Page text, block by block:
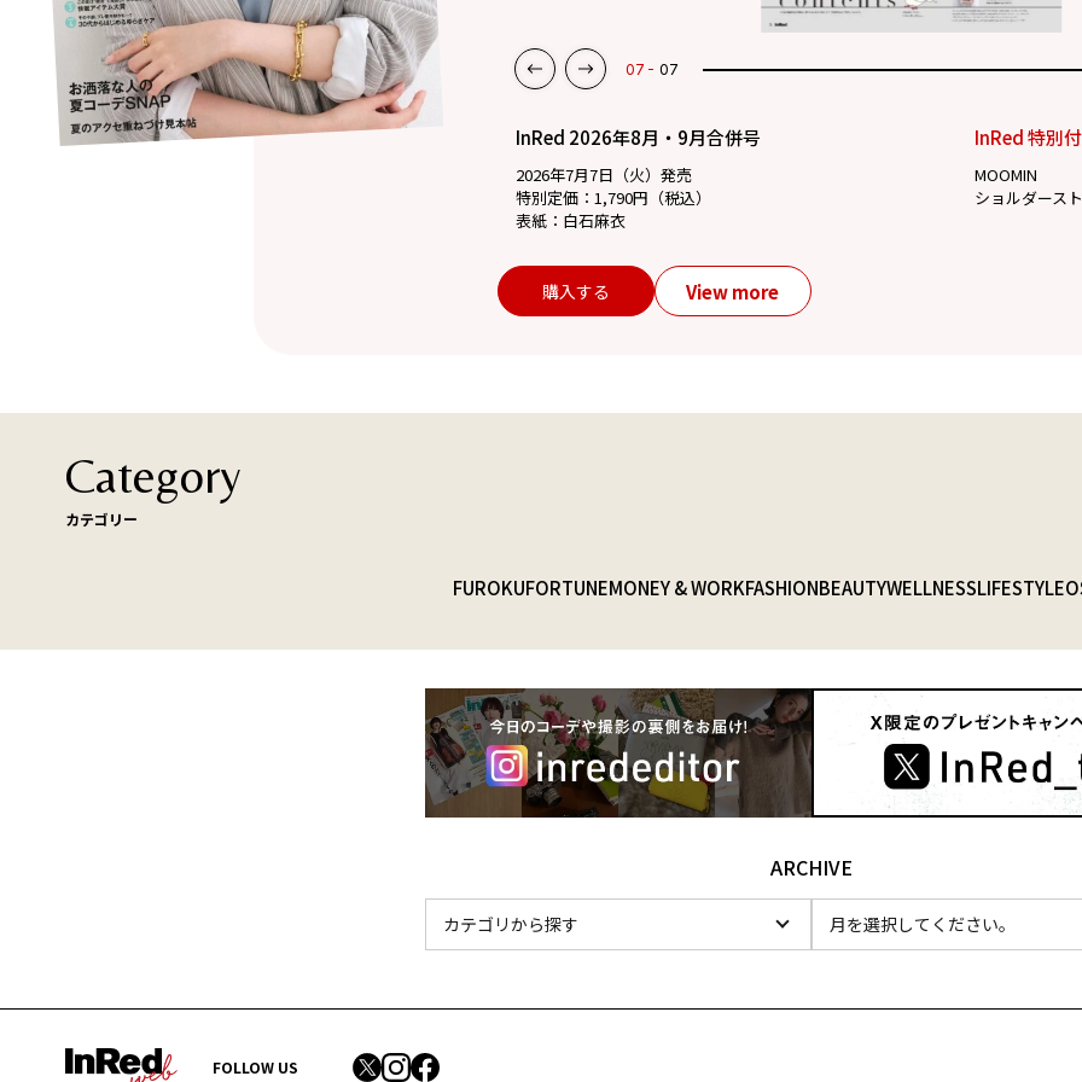
07 07
InRed 2026年8月・9月合併号
2026年7月7日（火）発売
特別定価：1,790円（税込）
表紙：白石麻衣
InRed 特別
MOOMIN
ショルダース
購入する View more
Category
カテゴリー
FUROKUFORTUNEMONEY & WORKFASHIONBEAUTYWELLNESSLIFESTYLE
ARCHIVE
FOLLOW US